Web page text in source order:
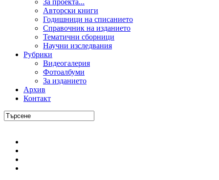
За проекта...
Авторски книги
Годишници на списанието
Справочник на изданието
Тематични сборници
Научни изследвания
Рубрики
Видеогалерия
Фотоалбуми
За изданието
Архив
Контакт